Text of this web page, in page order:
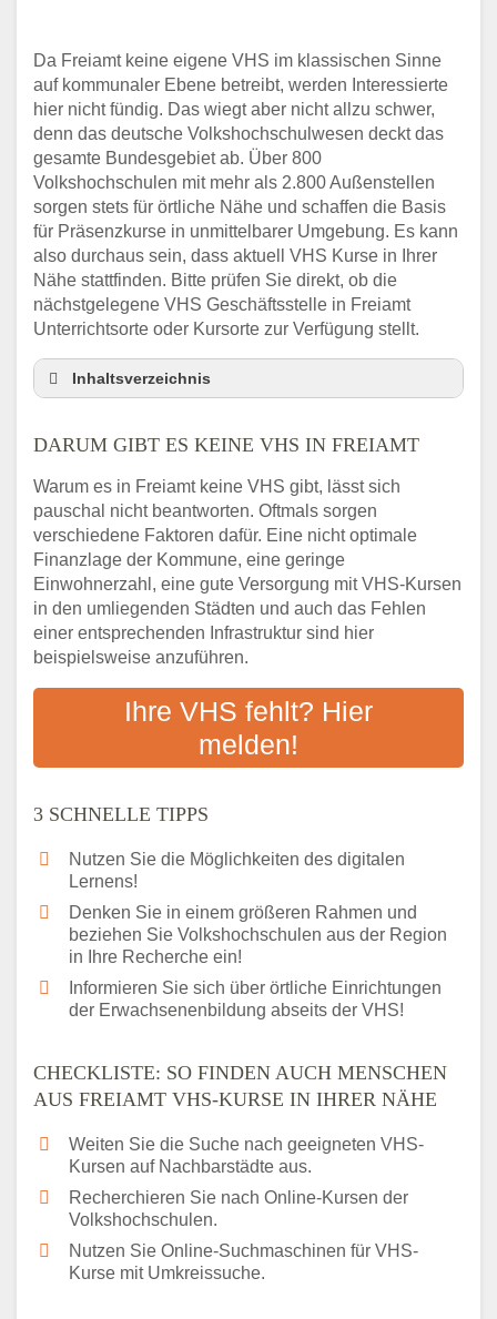
Da Freiamt keine eigene VHS im klassischen Sinne
auf kommunaler Ebene betreibt, werden Interessierte
hier nicht fündig. Das wiegt aber nicht allzu schwer,
denn das deutsche Volkshochschulwesen deckt das
gesamte Bundesgebiet ab. Über 800
Volkshochschulen mit mehr als 2.800 Außenstellen
sorgen stets für örtliche Nähe und schaffen die Basis
für Präsenzkurse in unmittelbarer Umgebung. Es kann
also durchaus sein, dass aktuell VHS Kurse in Ihrer
Nähe stattfinden. Bitte prüfen Sie direkt, ob die
nächstgelegene VHS Geschäftsstelle in Freiamt
Unterrichtsorte oder Kursorte zur Verfügung stellt.
Inhaltsverzeichnis
3 schnelle Tipps
Freiamt VHS-Kurse in Ihrer Nähe
Abendschule in der Region rund um Freiamt
VHS steht für Erwachsenenbildung
Online-Kurse: Alternative Angebote zum
VHS-Kurs
Vor- und Nachteile von Online-Kursen
Das bundesweite Volkshochschulwesen
DARUM GIBT ES KEINE VHS IN FREIAMT
Warum es in Freiamt keine VHS gibt, lässt sich
pauschal nicht beantworten. Oftmals sorgen
verschiedene Faktoren dafür. Eine nicht optimale
Finanzlage der Kommune, eine geringe
Einwohnerzahl, eine gute Versorgung mit VHS-Kursen
in den umliegenden Städten und auch das Fehlen
einer entsprechenden Infrastruktur sind hier
beispielsweise anzuführen.
Ihre VHS fehlt? Hier
melden!
3 SCHNELLE TIPPS
Nutzen Sie die Möglichkeiten des digitalen
Lernens!
Denken Sie in einem größeren Rahmen und
beziehen Sie Volkshochschulen aus der Region
in Ihre Recherche ein!
Informieren Sie sich über örtliche Einrichtungen
der Erwachsenenbildung abseits der VHS!
CHECKLISTE: SO FINDEN AUCH MENSCHEN
AUS FREIAMT VHS-KURSE IN IHRER NÄHE
Weiten Sie die Suche nach geeigneten VHS-
Kursen auf Nachbarstädte aus.
Recherchieren Sie nach Online-Kursen der
Volkshochschulen.
Nutzen Sie Online-Suchmaschinen für VHS-
Kurse mit Umkreissuche.